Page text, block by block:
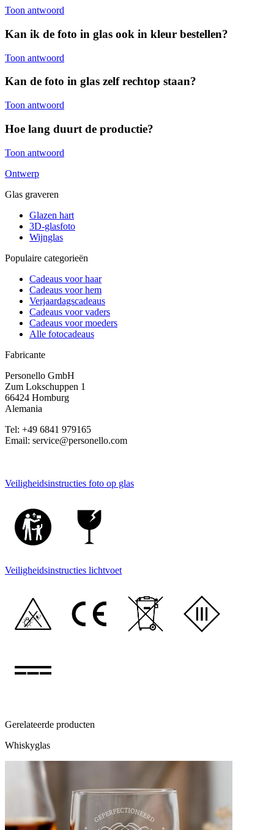
Toon antwoord
Kan ik de foto in glas ook in kleur bestellen?
Toon antwoord
Kan de foto in glas zelf rechtop staan?
Toon antwoord
Hoe lang duurt de productie?
Toon antwoord
Ontwerp
Glas graveren
Glazen hart
3D-glasfoto
Wijnglas
Populaire categorieën
Cadeaus voor haar
Cadeaus voor hem
Verjaardagscadeaus
Cadeaus voor vaders
Cadeaus voor moeders
Alle fotocadeaus
Fabricante
Personello GmbH
Zum Lokschuppen 1
66424 Homburg
Alemania
Tel: +49 6841 979165
Email: service@personello.com
Veiligheidsinstructies foto op glas
Veiligheidsinstructies lichtvoet
Gerelateerde producten
Whiskyglas